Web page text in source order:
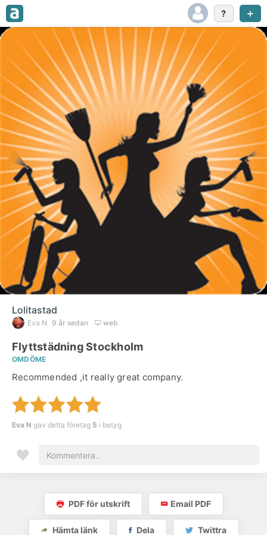
Lolitastad
Eva N 9 år sedan web
Flyttstädning Stockholm
OMDÖME
Recommended ,it really great company.
Eva N gav detta företag 5 i betyg
PDF för utskrift Email PDF
Hämta länk Dela Twittra